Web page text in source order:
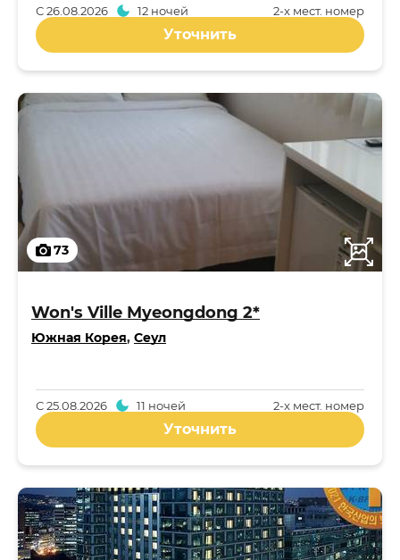
2-x мест. номер
С26.08.2026 12 ночей
Уточнить
73
Won's Ville Myeongdong 2*
Южная Корея, Сеул
2-x мест. номер
С25.08.2026 11 ночей
Уточнить